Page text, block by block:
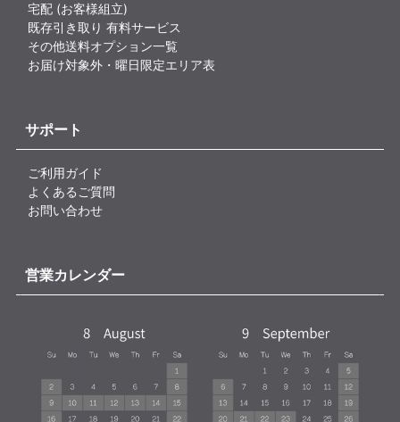
宅配 (お客様組立)
既存引き取り 有料サービス
その他送料オプション一覧
お届け対象外・曜日限定エリア表
サポート
ご利用ガイド
よくあるご質問
お問い合わせ
営業カレンダー